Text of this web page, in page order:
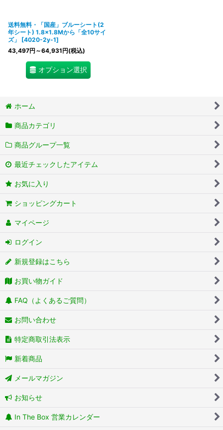
送料無料・「国産」ブルーシート(2
年シート) 1.8×1.8Mから「全10サイ
ズ」
[4020-2y-1]
43,497円 ～64,931円(税込)
オプション選択
ホーム
商品カテゴリ
商品グループ一覧
最近チェックしたアイテム
お気に入り
ショッピングカート
マイページ
ログイン
新規登録はこちら
お買い物ガイド
FAQ（よくあるご質問）
お問い合わせ
特定商取引法表示
新着商品
メールマガジン
お知らせ
In The Box 営業カレンダー